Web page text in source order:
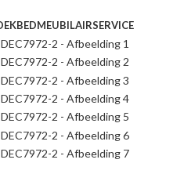
MEUBILAIRSERVICE